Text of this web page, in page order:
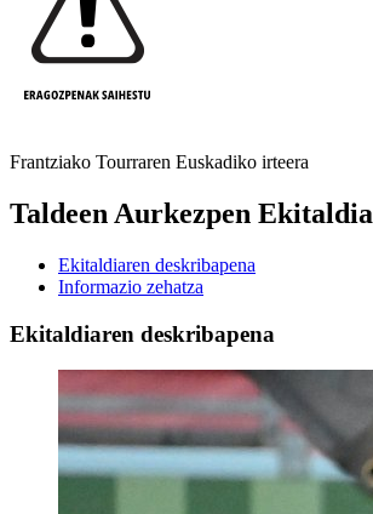
Frantziako Tourraren Euskadiko irteera
Taldeen Aurkezpen Ekitaldia
Ekitaldiaren deskribapena
Informazio zehatza
Ekitaldiaren deskribapena